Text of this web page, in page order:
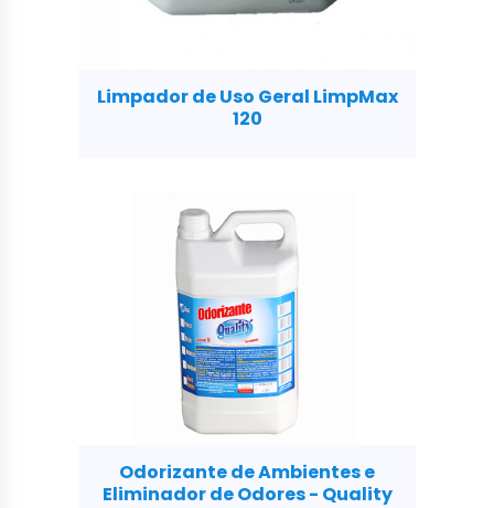
Limpador de Uso Geral LimpMax
120
Odorizante de Ambientes e
Eliminador de Odores - Quality